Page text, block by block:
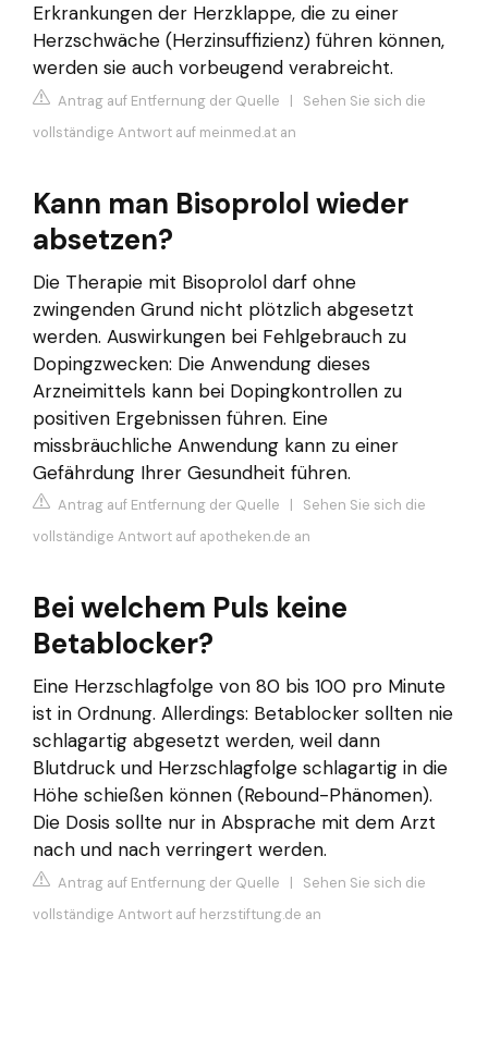
Erkrankungen der Herzklappe, die zu einer
Herzschwäche (Herzinsuffizienz) führen können,
werden sie auch vorbeugend verabreicht.
Antrag auf Entfernung der Quelle | Sehen Sie sich die
vollständige Antwort auf meinmed.at an
Kann man Bisoprolol wieder
absetzen?
Die Therapie mit Bisoprolol darf ohne
zwingenden Grund nicht plötzlich abgesetzt
werden. Auswirkungen bei Fehlgebrauch zu
Dopingzwecken: Die Anwendung dieses
Arzneimittels kann bei Dopingkontrollen zu
positiven Ergebnissen führen. Eine
missbräuchliche Anwendung kann zu einer
Gefährdung Ihrer Gesundheit führen.
Antrag auf Entfernung der Quelle | Sehen Sie sich die
vollständige Antwort auf apotheken.de an
Bei welchem Puls keine
Betablocker?
Eine Herzschlagfolge von 80 bis 100 pro Minute
ist in Ordnung. Allerdings: Betablocker sollten nie
schlagartig abgesetzt werden, weil dann
Blutdruck und Herzschlagfolge schlagartig in die
Höhe schießen können (Rebound-Phänomen).
Die Dosis sollte nur in Absprache mit dem Arzt
nach und nach verringert werden.
Antrag auf Entfernung der Quelle | Sehen Sie sich die
vollständige Antwort auf herzstiftung.de an